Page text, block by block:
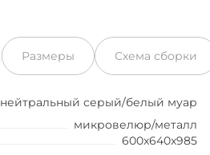
Размеры Схема сборки
нейтральный серый/белый муар
микровелюр/металл
600x640x985